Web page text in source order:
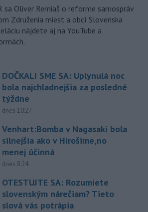
sa Oliver Remiaš o reforme samospráv
Združenia miest a obcí Slovenska
nájdete aj na YouTube a
DOČKALI SME SA: Uplynulá noc
bola najchladnejšia za posledné
týždne
dnes 10:27
Venhart:Bomba v Nagasaki bola
silnejšia ako v Hirošime,no
menej účinná
dnes 8:24
OTESTUJTE SA: Rozumiete
slovenským nárečiam? Tieto
slová vás potrápia